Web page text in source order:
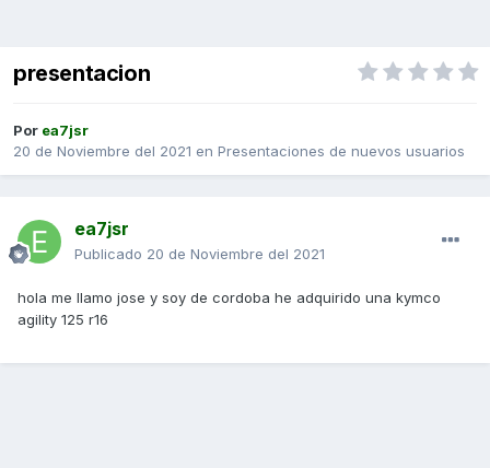
presentacion
Por ea7jsr
20 de Noviembre del 2021 en Presentaciones de nuevos usuarios
ea7jsr
Publicado 20 de Noviembre del 2021
hola me llamo jose y soy de cordoba he adquirido una kymco
agility 125 r16